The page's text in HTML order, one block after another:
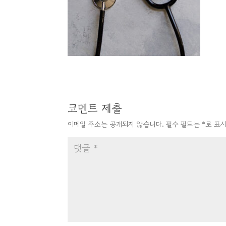
코멘트 제출
이메일 주소는 공개되지 않습니다. 필수 필드는 *로 표